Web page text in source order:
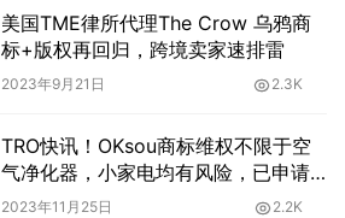
美国TME律所代理The Crow 乌鸦商
标+版权再回归，跨境卖家速排雷
2023年9月21日 2.3K
TRO快讯！OKsou商标维权不限于空
气净化器，小家电均有风险，已申请
TRO暂未冻结
2023年11月25日 2.2K